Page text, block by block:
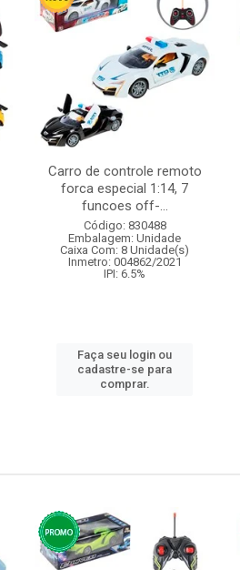
Carro de controle remoto
forca especial 1:14, 7
funcoes off-...
Código: 830488
Embalagem: Unidade
Caixa Com: 8 Unidade(s)
Inmetro: 004862/2021
IPI: 6.5%
Faça seu login ou
cadastre-se para
comprar.